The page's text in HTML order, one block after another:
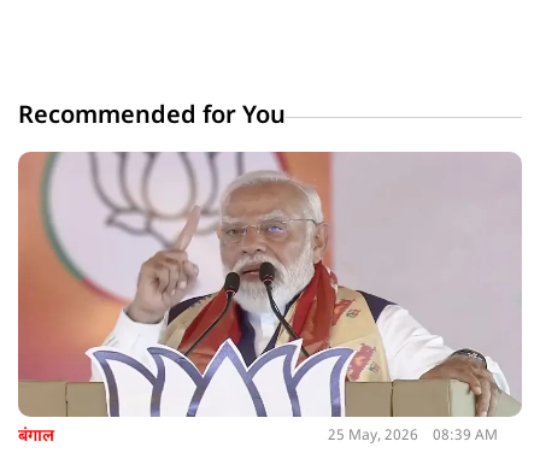
Recommended for You
बंगाल 25 May, 2026 08:39 AM